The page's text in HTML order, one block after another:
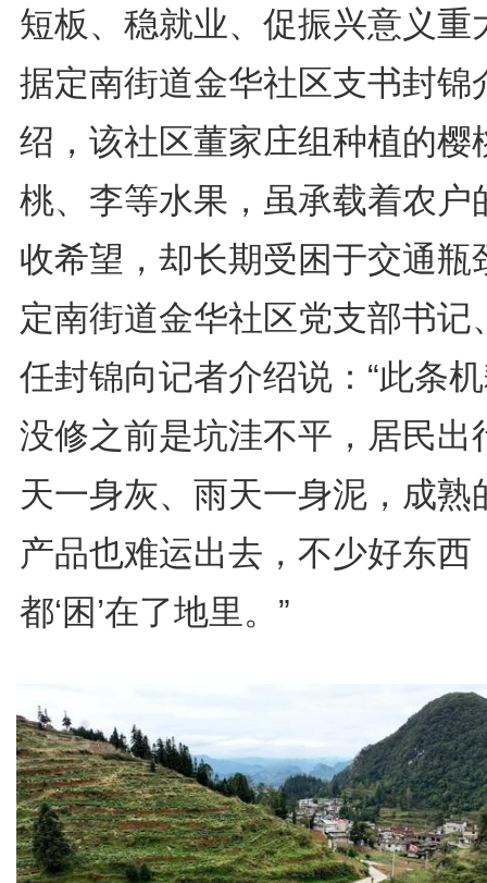
短板、稳就业、促振兴意义重
据定南街道金华社区支书封锦
绍，该社区董家庄组种植的樱
桃、李等水果，虽承载着农户
收希望，却长期受困于交通瓶
定南街道金华社区党支部书记
任封锦向记者介绍说：“此条
没修之前是坑洼不平，居民出
天一身灰、雨天一身泥，成熟
产品也难运出去，不少好东西
都‘困’在了地里。”